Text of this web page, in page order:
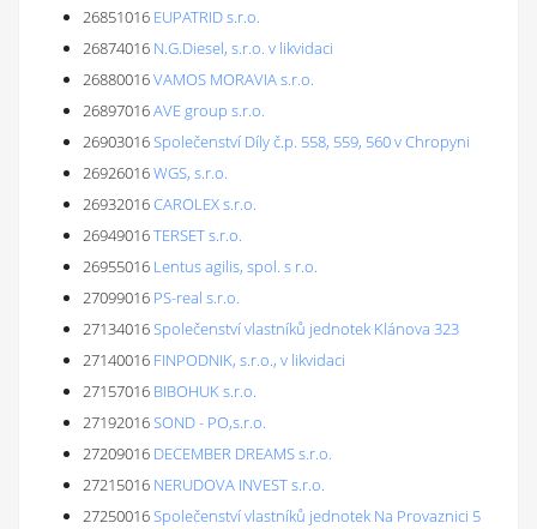
26851016 EUPATRID s.r.o.
26874016 N.G.Diesel, s.r.o. v likvidaci
26880016VAMOS MORAVIA s.r.o.
26897016AVE group s.r.o.
26903016Společenství Díly č.p. 558, 559, 560 v Chropyni
26926016WGS, s.r.o.
26932016CAROLEX s.r.o.
26949016TERSET s.r.o.
26955016 Lentus agilis, spol. s r.o.
27099016 PS-real s.r.o.
27134016Společenství vlastníků jednotek Klánova 323
27140016 FINPODNIK, s.r.o., v likvidaci
27157016 BIBOHUK s.r.o.
27192016SOND - PO,s.r.o.
27209016 DECEMBER DREAMS s.r.o.
27215016 NERUDOVA INVEST s.r.o.
27250016Společenství vlastníků jednotek Na Provaznici 5